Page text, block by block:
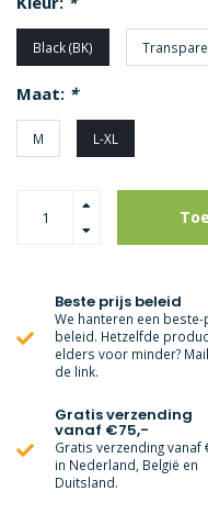
Black (BK)
Maat: *
M L-XL
Beste prijs beleid
We hanteren een
beleid. Hetzelfde
elders voor minder?
de link.
Gratis verzending
vanaf €75,-
Gratis verzending vanaf
in Nederland, België en
Duitsland.